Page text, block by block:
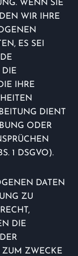
WENN SIE
WIR IHRE
ES SEI
DIE
IHRE
DIENT
ODER
1 DSGVO).
DATEN
ZU
DIE
ZUM ZWECKE